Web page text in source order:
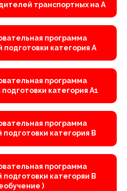
транспортных на А
программа
категория А
программа
категория А1
программа
категория В
программа
категоряи В
)